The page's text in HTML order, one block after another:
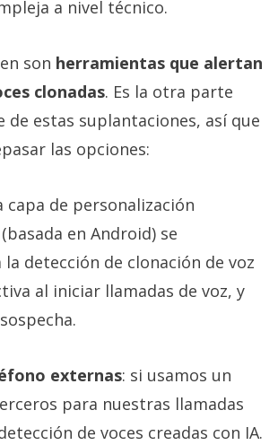
a nivel técnico.
son herramientas que alertan
clonadas. Es la otra parte
de estas suplantaciones, así que
las opciones:
capa de personalización
en Android) se
detección de clonación de voz
al iniciar llamadas de voz, y
externas: si usamos un
para nuestras llamadas
de voces creadas con IA.